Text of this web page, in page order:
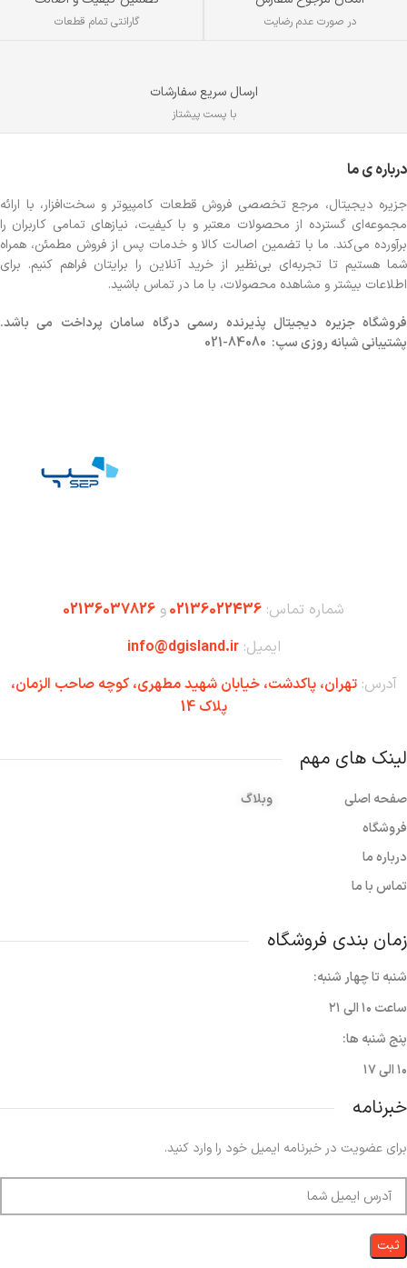
در صورت عدم رضایت گارانتی تمام قطعات
ارسال سریع سفارشات
با پست پیشتاز
درباره ی ما
جزیره دیجیتال، مرجع تخصصی فروش قطعات کامپیوتر و سخت‌افزار، با ارائه
مجموعه‌ای گسترده از محصولات معتبر و با کیفیت، نیازهای تمامی کاربران را
برآورده می‌کند. ما با تضمین اصالت کالا و خدمات پس از فروش مطمئن، همراه
شما هستیم تا تجربه‌ای بی‌نظیر از خرید آنلاین را برایتان فراهم کنیم. برای
اطلاعات بیشتر و مشاهده محصولات، با ما در تماس باشید.
فروشگاهجزیره دیجیتال پذیرنده رسمی درگاه سامان پرداخت می باشد.
پشتیبانی شبانه روزی سپ: 84080-021
شماره تماس: 02136022436و 02136037826
ایمیل:info@dgisland.ir
آدرس:تهران،‌ پاکدشت، خیابان شهید مطهری، کوچه صاحب الزمان،
پلاک 14
لینک های مهم
صفحه اصلی
فروشگاه
درباره ما
تماس با ما
وبلاگ
زمان بندی فروشگاه
شنبه تا چهار شنبه:
ساعت ۱۰ الی ۲۱
پنج شنبه ها:
۱۰ الی ۱۷
خبرنامه
برای عضویت در خبرنامه ایمیل خود را وارد کنید.